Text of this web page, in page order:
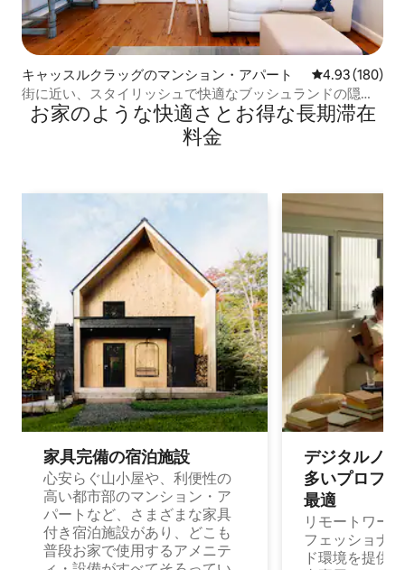
キャッスルクラッグのマンション・アパート レビュー180
4.93 (180)
街に近い、スタイリッシュで快適なブッシュランドの隠れ
家
お家のような快⁠適⁠さ⁠とお⁠得⁠な長⁠期⁠滞⁠在
料⁠金
家具完備の宿⁠泊⁠施⁠設
心安らぐ山小屋や、利便性の
高い都市部のマンション・ア
パートなど、さまざまな家具
付き宿泊施設があり、どこも
普段お家で使用するアメニテ
デジタルノ
多⁠いプ⁠ロ⁠フ⁠
最⁠適
リモートワー
フェッショナ
ド環境を提供